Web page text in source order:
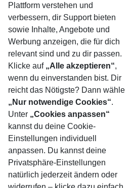
Hotelbeschreibung
Park
4
Sharm El Sheikh hat 114 Zimmer, in 4
verfügt das Hotel über eine Lobby,
wird Englisch gesprochen. Gäste die
Pool mit Frischwasser und mit
Sonnenschirme und -liegen
Flughafen SSH (20 km), St. Kathrein
Supermärkte, Bars/Restaurants, ein
verfügt das Hotel über einen
Plattform verstehen und
verbessern, dir Support bieten
sowie Inhalte, Angebote und
Werbung anzeigen, die für dich
relevant sind und zu dir passen.
Klicke auf „Alle akzeptieren“,
wenn du einverstanden bist. Dir
reicht das Nötigste? Dann wähle
„Nur notwendige Cookies“.
Unter „Cookies anpassen“
kannst du deine Cookie-
Einstellungen individuell
anpassen. Du kannst deine
Privatsphäre-Einstellungen
natürlich jederzeit ändern oder